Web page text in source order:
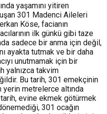
yaşamını yitiren
301 Madenci Aileleri
Köse, facianın
ilk günkü gibi taze
sadece bir anma için değil,
ayakta tutmak ve bir daha
unutmamak için bir
yalnızca takvim
Bu tarih, 301 emekçinin
yerin metrelerce altında
evine ekmek götürmek
301 ocağın